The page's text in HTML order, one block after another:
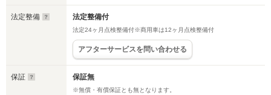
法定整備 法定整備付
法定24ヶ月点検整備付※商用車は12ヶ月点検整備付
アフターサービスを問い合わせる
保証 保証無
※無償・有償保証とも無となります。